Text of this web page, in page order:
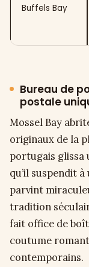
Buffels Bay
Bureau de
postale
Mossel Bay
originaux de la
portugais glissa
qu’il suspendit
parvint
tradition
fait office de
coutume
contemporains.